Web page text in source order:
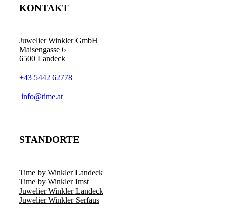
KONTAKT
Juwelier Winkler GmbH
Maisengasse 6
6500 Landeck
+43 5442 62778
info@time.at
STANDORTE
Time by Winkler Landeck
Time by Winkler Imst
Juwelier Winkler Landeck
Juwelier Winkler Serfaus